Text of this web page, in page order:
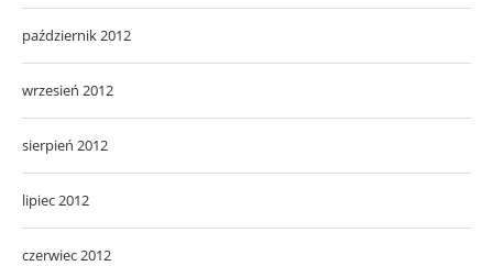
październik 2012
wrzesień 2012
sierpień 2012
lipiec 2012
czerwiec 2012